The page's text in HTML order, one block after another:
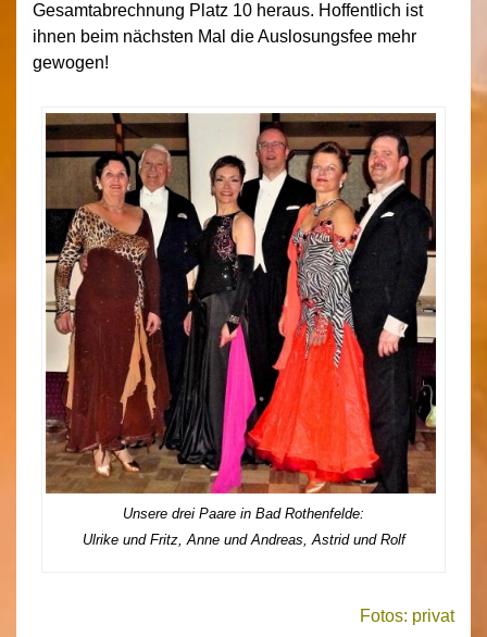
Gesamtabrechnung Platz 10 heraus. Hoffentlich ist
ihnen beim nächsten Mal die Auslosungsfee mehr
gewogen!
Unsere drei Paare in Bad Rothenfelde:
Ulrike und Fritz, Anne und Andreas, Astrid und Rolf
Fotos: privat